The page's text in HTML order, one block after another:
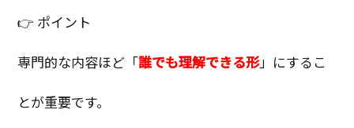
👉 ポイント
専門的な内容ほど「誰でも理解できる形」にするこ
とが重要です。